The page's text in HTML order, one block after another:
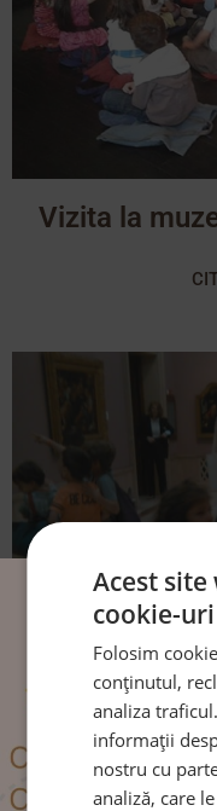
Vizita la
În
Acest
cookie-uri
Folosim
conținutul,
analiza
informații
nostru cu
analiză, care